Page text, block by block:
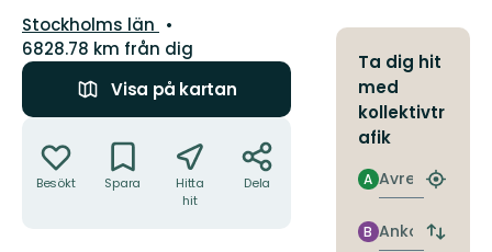
Län:
Stockholms län
6828.78 km från dig
Visa på kartan
Besökt Spara
Hitta
hit
Dela
Ta dig hit
med
kollektivtr
afik
Avresa
A
Hitta
Ankomst
B
Byt